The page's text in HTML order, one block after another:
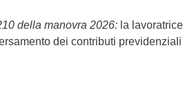
della manovra 2026: la
dei contributi